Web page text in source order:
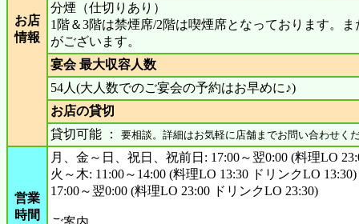
お店
情報
分煙（仕切りあり）
1階＆3階は禁煙席/2階は喫煙席となっております。
がございます。
宴会 最大収容人数
54人(大人数でのご宴会の予約はお早めに♪)
お店の貸切
貸切可能 ： 要相談。詳細はお気軽に店舗までお問い合わせく
営業
時間
月、金～日、祝日、祝前日: 17:00～翌0:00 (料理LO
火～木: 11:00～14:00 (料理LO 13:30 ドリンクLO 13:30)
17:00～翌0:00 (料理LO 23:00 ドリンクLO 23:30)